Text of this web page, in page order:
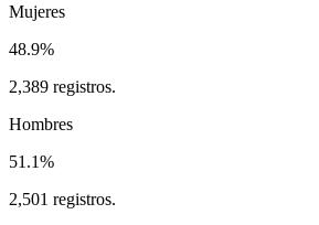
Mujeres
48.9%
2,389 registros.
Hombres
51.1%
2,501 registros.